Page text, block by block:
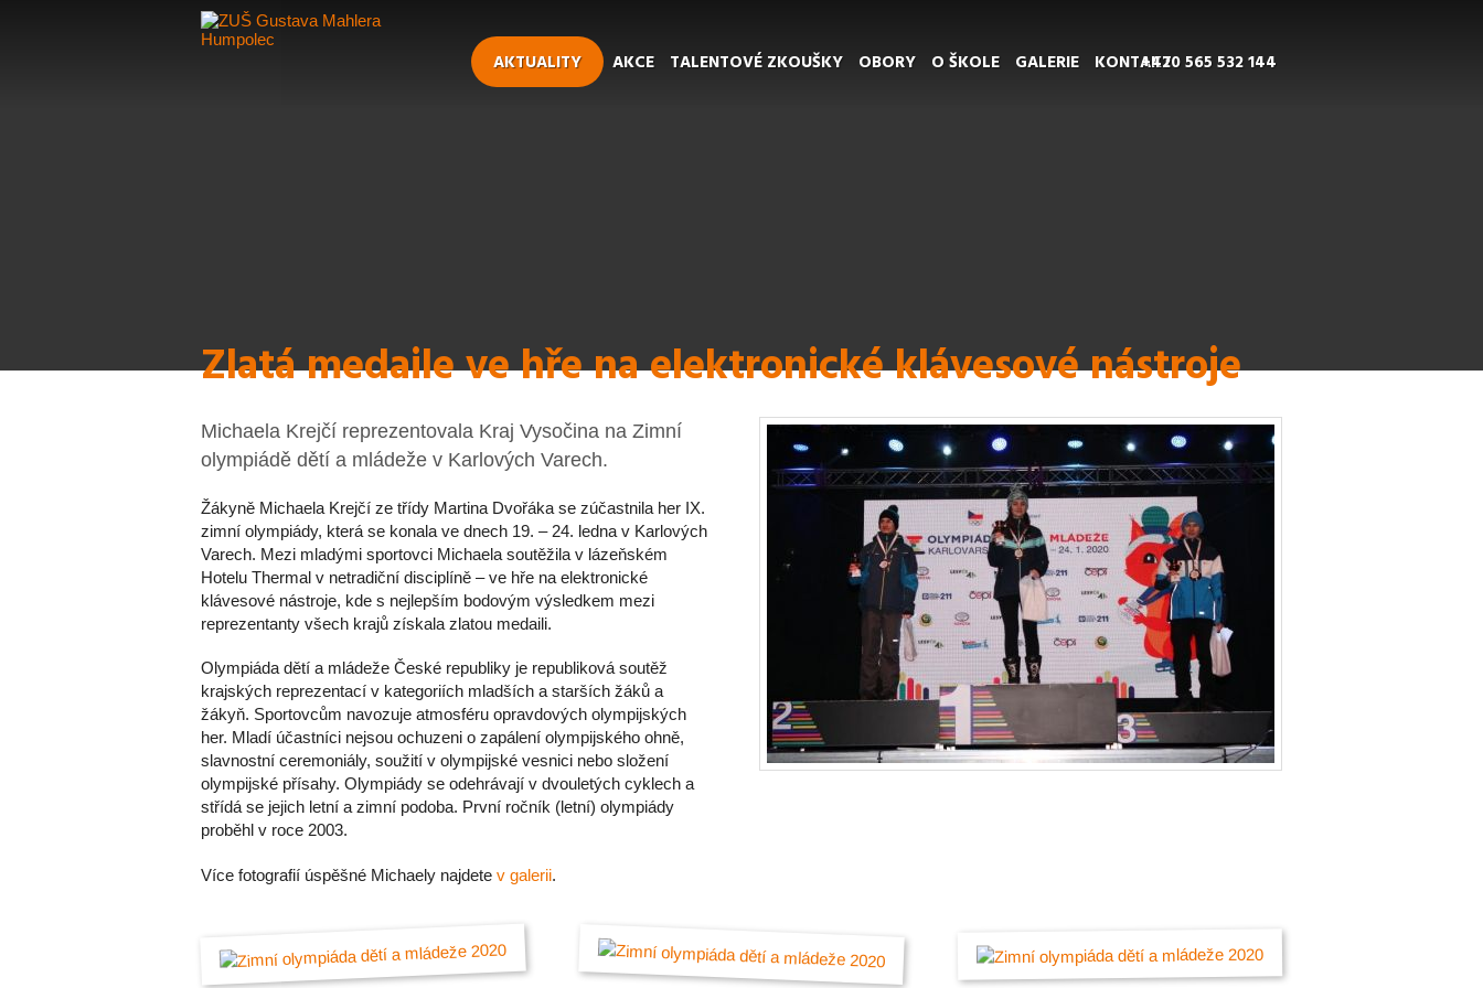
AKTUALITY AKCE TALENTOVÉ ZKOUŠKY OBORY O ŠKOLE GALERIE KONTAKT+420 565 532 144
Zlatá medaile ve hře na elektronické klávesové nástroje
Michaela Krejčí reprezentovala Kraj Vysočina na Zimní
olympiádě dětí a mládeže v Karlových Varech.
Žákyně Michaela Krejčí ze třídy Martina Dvořáka se zúčastnila her IX.
zimní olympiády, která se konala ve dnech 19. – 24. ledna v Karlových
Varech. Mezi mladými sportovci Michaela soutěžila v lázeňském
Hotelu Thermal v netradiční disciplíně – ve hře na elektronické
klávesové nástroje, kde s nejlepším bodovým výsledkem mezi
reprezentanty všech krajů získala zlatou medaili.
Olympiáda dětí a mládeže České republiky je republiková soutěž
krajských reprezentací v kategoriích mladších a starších žáků a
žákyň. Sportovcům navozuje atmosféru opravdových olympijských
her. Mladí účastníci nejsou ochuzeni o zapálení olympijského ohně,
slavnostní ceremoniály, soužití v olympijské vesnici nebo složení
olympijské přísahy. Olympiády se odehrávají v dvouletých cyklech a
střídá se jejich letní a zimní podoba. První ročník (letní) olympiády
proběhl v roce 2003.
Více fotografií úspěšné Michaely najdete v galerii.